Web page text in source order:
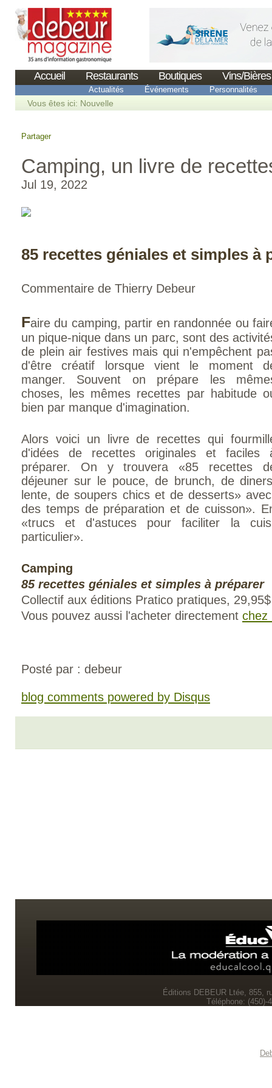
Accueil Restaurants Boutiques Vins/Bières
Actualités Événements Personnalités
Vous êtes ici: Nouvelle
Partager
Camping, un livre de
Jul 19, 2022
85 recettes géniales et simples à
Commentaire de Thierry Debeur
Faire du camping, partir en randonnée ou
un pique-nique dans un parc, sont des
de plein air festives mais qui n'empêchent
d'être créatif lorsque vient le moment
manger. Souvent on prépare les
choses, les mêmes recettes par habitude
bien par manque d'imagination.
Alors voici un livre de recettes qui
d'idées de recettes originales et faciles
préparer. On y trouvera «85 recettes
déjeuner sur le pouce, de brunch, de
lente, de soupers chics et de desserts»
des temps de préparation et de cuisson».
«trucs et d'astuces pour faciliter la
particulier».
Camping
85 recettes géniales et simples à préparer
Collectif aux éditions Pratico pratiques,
Vous pouvez aussi l'acheter directement chez
Posté par : debeur
blog comments powered by Disqus
Éditions DEBEUR Ltée, 855,
Téléphone: (450)-